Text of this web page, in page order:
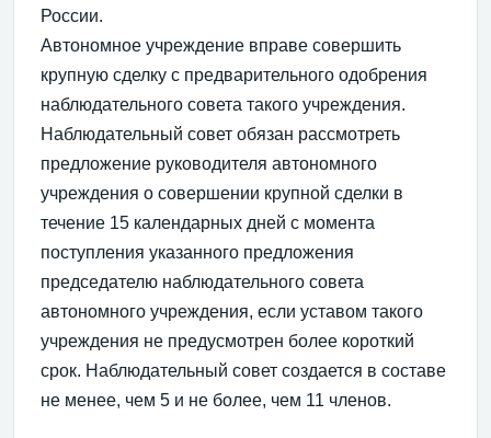
России.
Автономное учреждение вправе совершить
крупную сделку с предварительного одобрения
наблюдательного совета такого учреждения.
Наблюдательный совет обязан рассмотреть
предложение руководителя автономного
учреждения о совершении крупной сделки в
течение 15 календарных дней с момента
поступления указанного предложения
председателю наблюдательного совета
автономного учреждения, если уставом такого
учреждения не предусмотрен более короткий
срок. Наблюдательный совет создается в составе
не менее, чем 5 и не более, чем 11 членов.